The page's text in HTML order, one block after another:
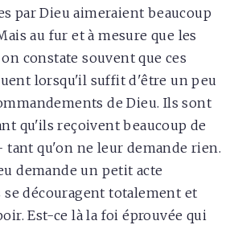
par Dieu aimeraient beaucoup
au fur et à mesure que les
constate souvent que ces
lorsqu'il suffit d'être un peu
de Dieu. Ils sont
qu'ils reçoivent beaucoup de
qu'on ne leur demande rien.
demande un petit acte
se découragent totalement et
Est-ce là la foi éprouvée qui